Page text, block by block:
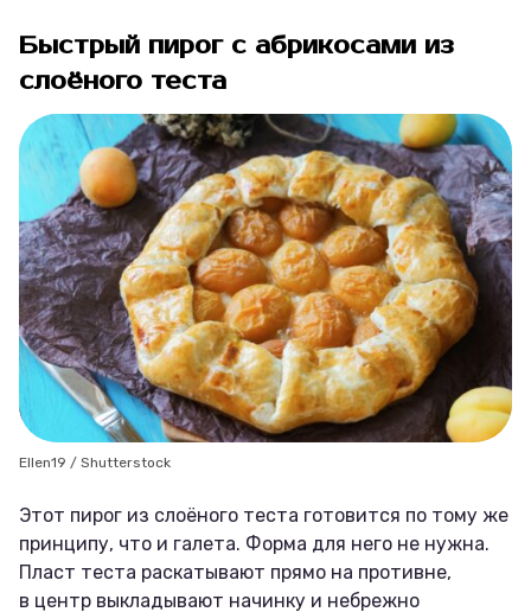
Быстрый пирог с абрикосами из
слоёного теста
Ellen19 / Shutterstock
Этот пирог из слоёного теста готовится по тому же
принципу, что и галета. Форма для него не нужна.
Пласт теста раскатывают прямо на противне,
в центр выкладывают начинку и небрежно